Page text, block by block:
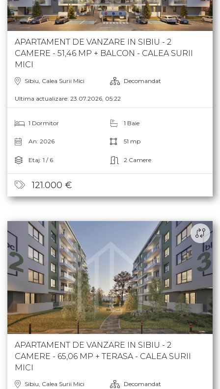
APARTAMENT DE VANZARE IN SIBIU - 2
CAMERE - 51,46 MP + BALCON - CALEA SURII
MICI
Sibiu, Calea Surii Mici Decomandat
Ultima actualizare: 23.07.2026, 05:22
1 Dormitor 1 Baie
An: 2026 51 mp
Etaj: 1 / 6 2 Camere
121.000 €
APARTAMENT DE VANZARE IN SIBIU - 2
CAMERE - 65,06 MP + TERASA - CALEA SURII
MICI
Sibiu, Calea Surii Mici Decomandat